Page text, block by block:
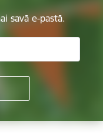
savā e-pastā.